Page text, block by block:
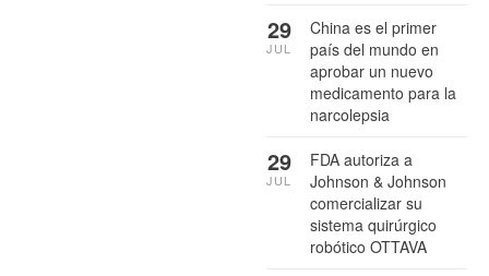
China es el primer
país del mundo en
aprobar un nuevo
medicamento para la
narcolepsia
29
JUL
FDA autoriza a
Johnson & Johnson
comercializar su
sistema quirúrgico
robótico OTTAVA
29
JUL